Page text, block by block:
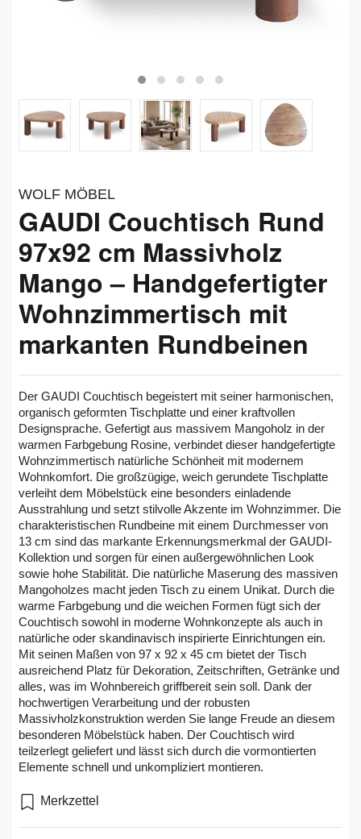
WOLF MÖBEL
GAUDI Couchtisch Rund
97x92 cm Massivholz
Mango – Handgefertigter
Wohnzimmertisch mit
markanten Rundbeinen
Der GAUDI Couchtisch begeistert mit seiner harmonischen,
organisch geformten Tischplatte und einer kraftvollen
Designsprache. Gefertigt aus massivem Mangoholz in der
warmen Farbgebung Rosine, verbindet dieser handgefertigte
Wohnzimmertisch natürliche Schönheit mit modernem
Wohnkomfort. Die großzügige, weich gerundete Tischplatte
verleiht dem Möbelstück eine besonders einladende
Ausstrahlung und setzt stilvolle Akzente im Wohnzimmer. Die
charakteristischen Rundbeine mit einem Durchmesser von
13 cm sind das markante Erkennungsmerkmal der GAUDI-
Kollektion und sorgen für einen außergewöhnlichen Look
sowie hohe Stabilität. Die natürliche Maserung des massiven
Mangoholzes macht jeden Tisch zu einem Unikat. Durch die
warme Farbgebung und die weichen Formen fügt sich der
Couchtisch sowohl in moderne Wohnkonzepte als auch in
natürliche oder skandinavisch inspirierte Einrichtungen ein.
Mit seinen Maßen von 97 x 92 x 45 cm bietet der Tisch
ausreichend Platz für Dekoration, Zeitschriften, Getränke und
alles, was im Wohnbereich griffbereit sein soll. Dank der
hochwertigen Verarbeitung und der robusten
Massivholzkonstruktion werden Sie lange Freude an diesem
besonderen Möbelstück haben. Der Couchtisch wird
teilzerlegt geliefert und lässt sich durch die vormontierten
Elemente schnell und unkompliziert montieren.
Merkzettel